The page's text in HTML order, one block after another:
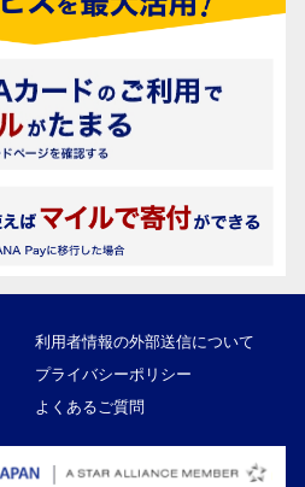
利用者情報の外部送信について
プライバシーポリシー
よくあるご質問